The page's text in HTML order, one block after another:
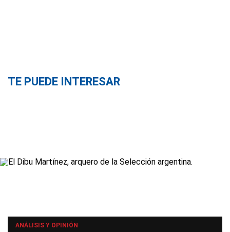
TE PUEDE INTERESAR
ANÁLISIS Y OPINIÓN